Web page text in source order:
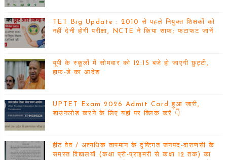
TET Big Update : 2010 से पहले नियुक्त शिक्षकों को
नहीं देनी होगी परीक्षा, NCTE ने किया साफ; फटाफट जानें
यूपी के स्कूलों में सोमवार को 12:15 बजे हो जाएगी छुट्टी,
हाफ-डे का आदेश
UPTET Exam 2026 Admit Card हुआ जारी,
डाउनलोड करने के लिए यहां पर क्लिक करें 👇
हीट वेव / अत्यधिक तापमान के दृष्टिगत जनपद-वाराणसी के
समस्त विद्यालयों (कक्षा प्री-प्राइमरी से कक्षा 12 तक) का